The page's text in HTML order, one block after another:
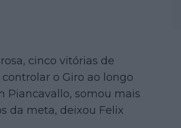
cinco vitórias de
o Giro ao longo
Piancavallo, somou mais
da meta, deixou Felix